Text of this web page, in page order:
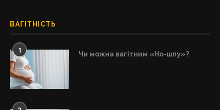
ВАГІТНІСТЬ
1 Чи можна вагітним «Но-шпу»?